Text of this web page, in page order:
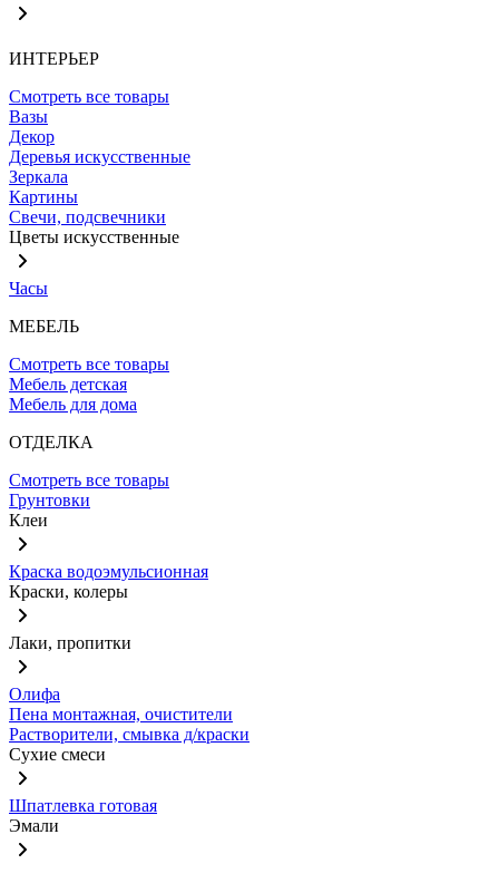
ИНТЕРЬЕР
Смотреть все товары
Вазы
Декор
Деревья искусственные
Зеркала
Картины
Свечи, подсвечники
Цветы искусственные
Часы
МЕБЕЛЬ
Смотреть все товары
Мебель детская
Мебель для дома
ОТДЕЛКА
Смотреть все товары
Грунтовки
Клеи
Краска водоэмульсионная
Краски, колеры
Лаки, пропитки
Олифа
Пена монтажная, очистители
Растворители, смывка д/краски
Сухие смеси
Шпатлевка готовая
Эмали